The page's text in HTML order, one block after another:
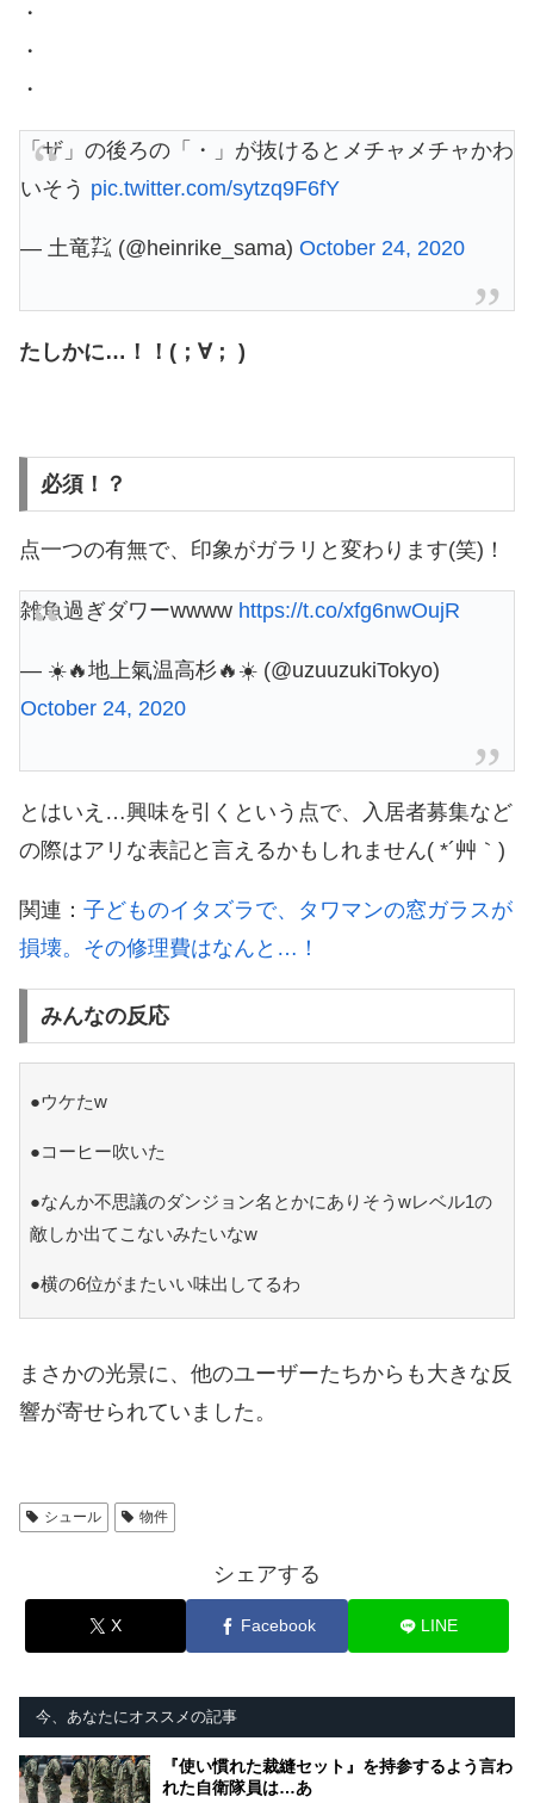
・
・
・
「ザ」の後ろの「・」が抜けるとメチャメチャかわ
いそう pic.twitter.com/sytzq9F6fY
— 土竜㌠ (@heinrike_sama) October 24, 2020
たしかに…！！(；∀； )
必須！？
点一つの有無で、印象がガラリと変わります(笑)！
雑魚過ぎダワーwwww https://t.co/xfg6nwOujR
— ☀️🔥地上氣温高杉🔥☀️ (@uzuuzukiTokyo)
October 24, 2020
とはいえ…興味を引くという点で、入居者募集など
の際はアリな表記と言えるかもしれません( *´艸｀)
関連： 子どものイタズラで、タワマンの窓ガラスが
損壊。その修理費はなんと…！
みんなの反応
●ウケたw
●コーヒー吹いた
●なんか不思議のダンジョン名とかにありそうwレベル1の
敵しか出てこないみたいなw
●横の6位がまたいい味出してるわ
まさかの光景に、他のユーザーたちからも大きな反
響が寄せられていました。
シュール 物件
シェアする
X Facebook LINE
今、あなたにオススメの記事
『使い慣れた裁縫セット』を持参するよう言わ
れた自衛隊員は…あ